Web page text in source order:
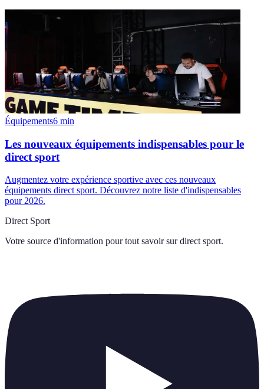
Équipements6 min
Les nouveaux équipements indispensables pour le
direct sport
Augmentez votre expérience sportive avec ces nouveaux
équipements direct sport. Découvrez notre liste d'indispensables
pour 2026.
Direct Sport
Votre source d'information pour tout savoir sur direct sport.